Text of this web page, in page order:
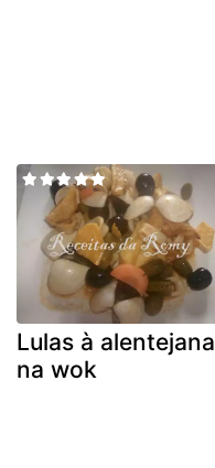
Lulas à alentejana
na wok